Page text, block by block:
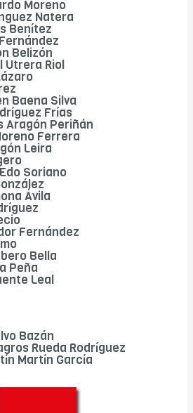
Moreno
Natera
Benítez
Belizón
Utrera Riol
Baena Silva
Frías
Aragón Periñán
Ferrera
Leira
Soriano
Ávila
Fernández
Bella
Peña
Leal
Bazán
Rueda Rodríguez
Martín García